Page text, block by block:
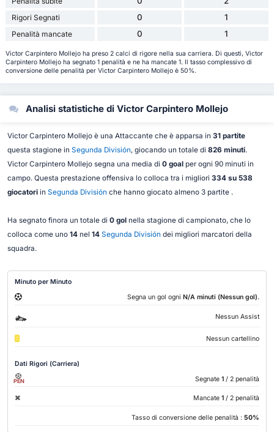
Rigori Segnati 0 1
Penalità mancate 0 1
Victor Carpintero Mollejo ha preso 2 calci di rigore nella sua carriera. Di questi, Victor
Carpintero Mollejo ha segnato 1 penalità e ne ha mancate 1. Il tasso complessivo di
conversione delle penalità per Victor Carpintero Mollejo è 50%.
Analisi statistiche di Victor Carpintero Mollejo
Victor Carpintero Mollejo è una Attaccante che è apparsa in 31 partite
questa stagione in Segunda División, giocando un totale di 826 minuti.
Victor Carpintero Mollejo segna una media di 0 goalper ogni 90 minuti in
campo. Questa prestazione offensiva lo colloca tra i migliori 334 su 538
giocatoriin Segunda División che hanno giocato almeno 3 partite .
Ha segnato finora un totale di 0 golnella stagione di campionato, che lo
colloca come uno 14nel 14 Segunda División dei migliori marcatori della
squadra.
Minuto per Minuto
Segna un gol ogni N/A minuti (Nessun gol).
Nessun Assist
Nessun cartellino
Dati Rigori (Carriera)
PEN Segnate 1 / 2 penalità
Mancate 1 / 2 penalità
Tasso di conversione delle penalità : 50%